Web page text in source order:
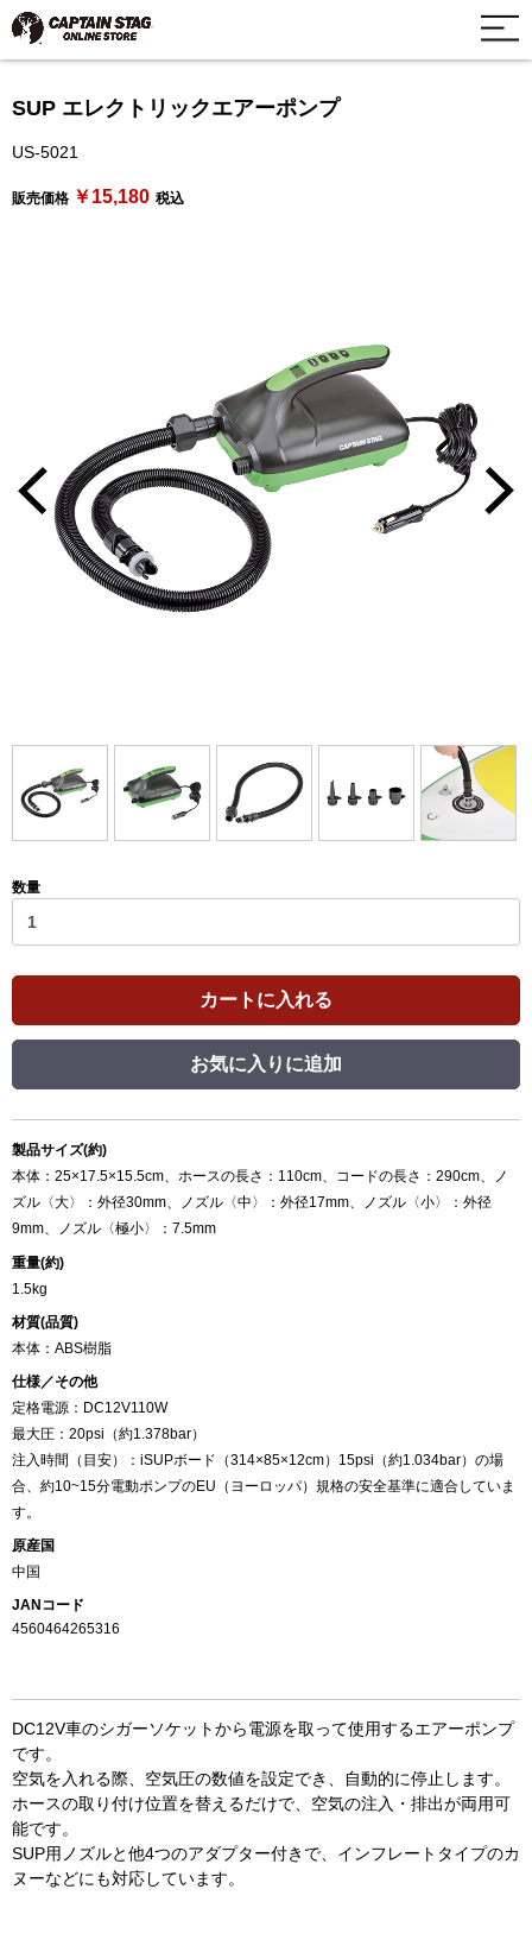
SUP エレクトリックエアーポンプ
US-5021
販売価格 ￥15,180 税込
数量
カートに入れる
お買い物を続ける
お気に入りに追加
製品サイズ(約)
本体：25×17.5×15.5cm、ホースの長さ：110cm、コードの長さ：290cm、ノ
ズル〈大〉：外径30mm、ノズル〈中〉：外径17mm、ノズル〈小〉：外径
9mm、ノズル〈極小〉：7.5mm
重量(約)
1.5kg
材質(品質)
本体：ABS樹脂
仕様／その他
定格電源：DC12V110W
最大圧：20psi（約1.378bar）
注入時間（目安）：iSUPボード（314×85×12cm）15psi（約1.034bar）の場
合、約10~15分電動ポンプのEU（ヨーロッパ）規格の安全基準に適合していま
す。
原産国
中国
JANコード
4560464265316
DC12V車のシガーソケットから電源を取って使用するエアーポンプ
です。
空気を入れる際、空気圧の数値を設定でき、自動的に停止します。
ホースの取り付け位置を替えるだけで、空気の注入・排出が両用可
能です。
SUP用ノズルと他4つのアダプター付きで、インフレートタイプのカ
ヌーなどにも対応しています。